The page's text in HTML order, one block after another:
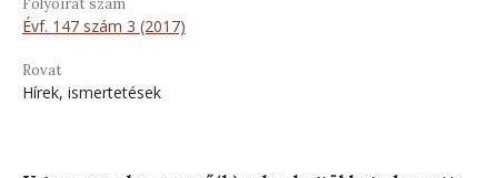
Évf. 147 szám 3 (2017)
Rovat
Hírek, ismertetések